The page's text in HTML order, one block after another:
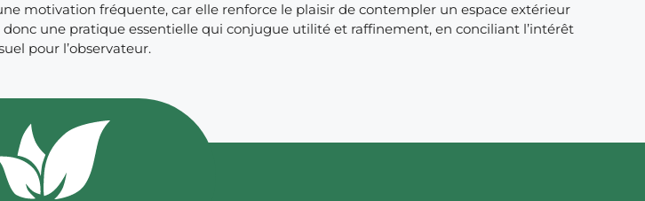
motivation fréquente, car elle renforce le plaisir de contempler un espace extérieur
une pratique essentielle qui conjugue utilité et raffinement, en conciliant l’intérêt
pour l’observateur.